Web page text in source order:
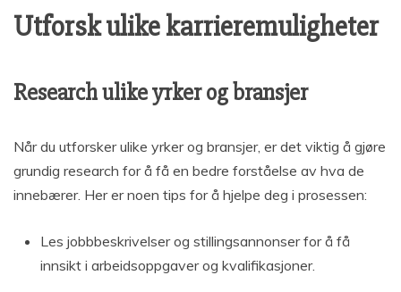
Utforsk ulike karrieremuligheter
Research ulike yrker og bransjer
Når du utforsker ulike yrker og bransjer, er det viktig å gjøre
grundig research for å få en bedre forståelse av hva de
innebærer. Her er noen tips for å hjelpe deg i prosessen:
Les jobbbeskrivelser og stillingsannonser for å få
innsikt i arbeidsoppgaver og kvalifikasjoner.